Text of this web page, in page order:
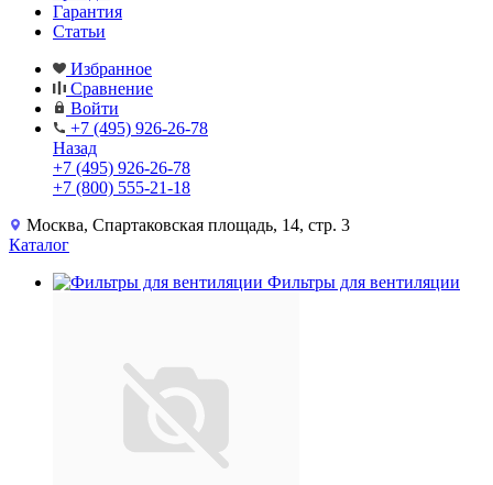
Гарантия
Статьи
Избранное
Сравнение
Войти
+7 (495) 926-26-78
Назад
+7 (495) 926-26-78
+7 (800) 555-21-18
Москва, Спартаковская площадь, 14, стр. 3
Каталог
Фильтры для вентиляции